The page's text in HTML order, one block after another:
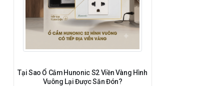
Tại Sao Ổ Cắm Hunonic S2 Viền Vàng Hình
Vuông Lại Được Săn Đón?